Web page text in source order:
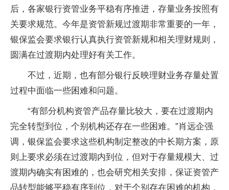
后，各家银行资管业务平稳有序推进，存量业务按照有
关要求规范。今年是资管新规过渡期非常重要的一年，
银保监会要求银行认真执行资管新规和相关理财规则，
圆满在过渡期内处理好有关工作。
不过，近期，也有部分银行反映理财业务存量处置
过程中面临一些困难和问题。
“有部分机构资管产品存量比较大，要在过渡期内
完全转型到位，个别机构还存在一些困难。”肖远企强
调，银保监会要求这些机构制定整改的中长期方案，原
则上要求必须在过渡期内到位，但对于存量规模大、过
渡期内确实有困难的，也会研究相关安排，保证资管产
品转型能够平稳有序到位，对于个别存在困难的机构，